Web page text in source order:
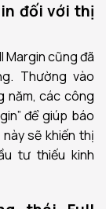
đối với thị
Margin cũng đã
Thường vào
năm, các công
để giúp báo
sẽ khiến thị
tư thiếu kinh